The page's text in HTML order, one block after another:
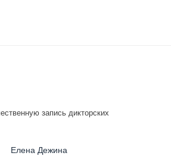
запись дикторских
Елена Дежина